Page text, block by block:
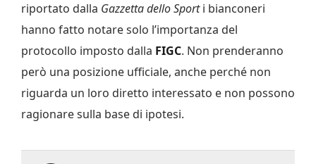
riportato dalla Gazzetta dello Sporti bianconeri
hanno fatto notare solo l’importanza del
protocollo imposto dalla FIGC. Non prenderanno
però una posizione ufficiale, anche perché non
riguarda un loro diretto interessato e non possono
ragionare sulla base di ipotesi.